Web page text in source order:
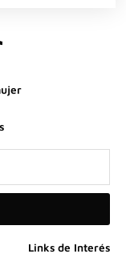
Links de Interés